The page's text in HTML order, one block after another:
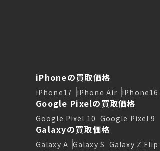
iPhoneの買取価格
iPhone17 iPhone Air iPhone16
Google Pixelの買取価格
Google Pixel 10 Google Pixel 9
Galaxyの買取価格
Galaxy A Galaxy S Galaxy Z Flip